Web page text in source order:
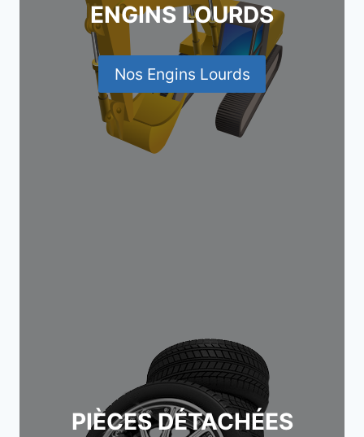
ENGINS LOURDS
Nos Engins Lourds
PIÈCES DÉTACHÉES